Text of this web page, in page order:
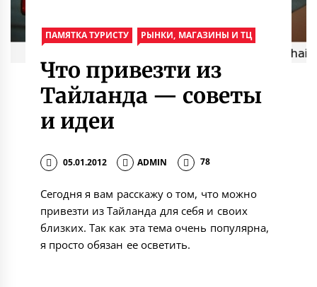
ПАМЯТКА ТУРИСТУ РЫНКИ, МАГАЗИНЫ И ТЦ
Что привезти из
Тайланда — советы
и идеи
05.01.2012 ADMIN 78
Сегодня я вам расскажу о том, что можно
привезти из Тайланда для себя и своих
близких. Так как эта тема очень популярна,
я просто обязан ее осветить.